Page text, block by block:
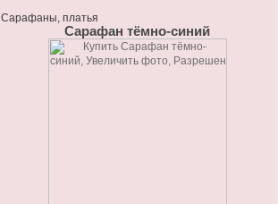
Сарафаны, платья
Сарафан тёмно-синий